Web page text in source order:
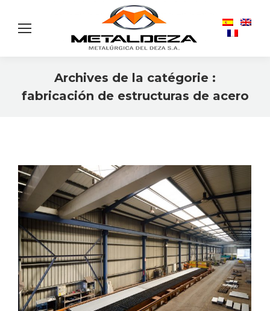
Archives de la catégorie :
fabricación de estructuras de acero